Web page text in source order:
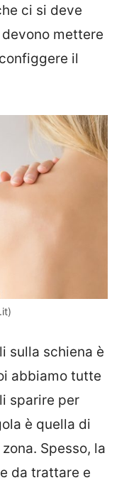
ci si deve
mettere
il
sulla schiena è
abbiamo tutte
sparire per
è quella di
Spesso, la
da trattare e